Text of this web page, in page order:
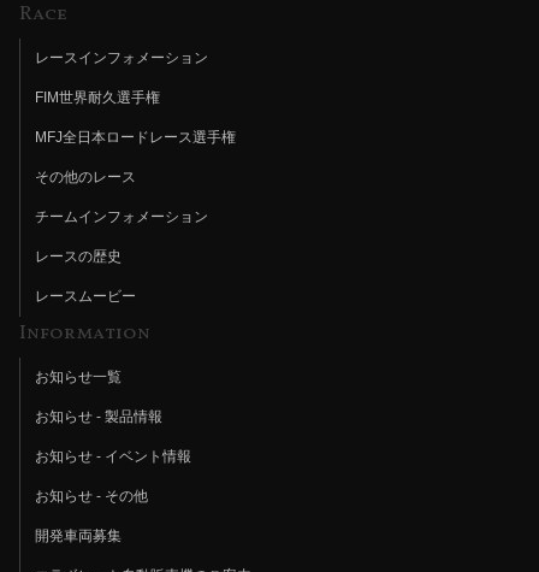
Race
レースインフォメーション
FIM世界耐久選手権
MFJ全日本ロードレース選手権
その他のレース
チームインフォメーション
レースの歴史
レースムービー
Information
お知らせ一覧
お知らせ - 製品情報
お知らせ - イベント情報
お知らせ - その他
開発車両募集